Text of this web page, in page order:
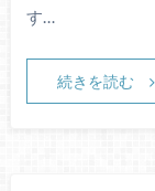
す…
続きを読む